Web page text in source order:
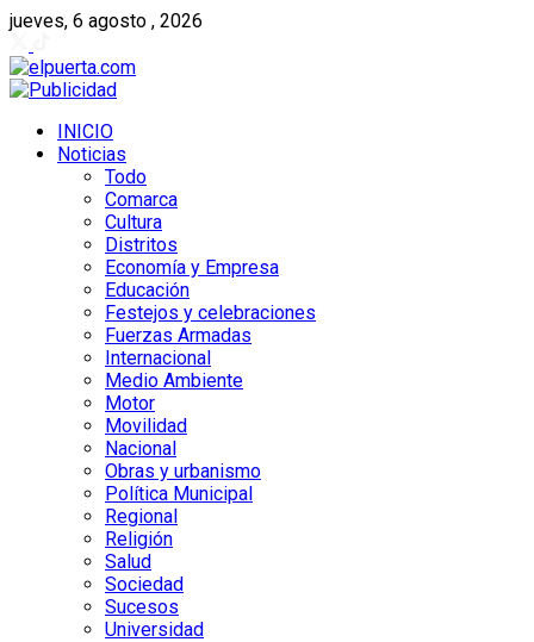
jueves, 6 agosto , 2026
INICIO
Noticias
Todo
Comarca
Cultura
Distritos
Economía y Empresa
Educación
Festejos y celebraciones
Fuerzas Armadas
Internacional
Medio Ambiente
Motor
Movilidad
Nacional
Obras y urbanismo
Política Municipal
Regional
Religión
Salud
Sociedad
Sucesos
Universidad